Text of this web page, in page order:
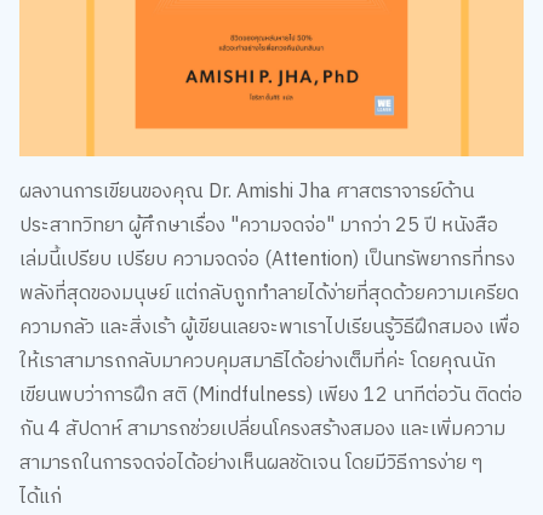
ผลงานการเขียนของคุณ Dr. Amishi Jha ศาสตราจารย์ด้าน
ประสาทวิทยา ผู้ศึกษาเรื่อง "ความจดจ่อ" มากว่า 25 ปี หนังสือ
เล่มนี้เปรียบ เปรียบ ความจดจ่อ (Attention) เป็นทรัพยากรที่ทรง
พลังที่สุดของมนุษย์ แต่กลับถูกทำลายได้ง่ายที่สุดด้วยความเครียด
ความกลัว และสิ่งเร้า ผู้เขียนเลยจะพาเราไปเรียนรู้วิธีฝึกสมอง เพื่อ
ให้เราสามารถกลับมาควบคุมสมาธิได้อย่างเต็มที่ค่ะ โดยคุณนัก
เขียนพบว่าการฝึก สติ (Mindfulness) เพียง 12 นาทีต่อวัน ติดต่อ
กัน 4 สัปดาห์ สามารถช่วยเปลี่ยนโครงสร้างสมอง และเพิ่มความ
สามารถในการจดจ่อได้อย่างเห็นผลชัดเจน โดยมีวิธีการง่าย ๆ
ได้แก่